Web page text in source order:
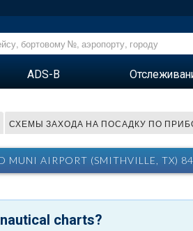
ADS-B
СХЕМЫ ЗАХОДА НА ПОСАДКУ ПО
MUNI AIRPORT (SMITHVILLE, TX)
charts?